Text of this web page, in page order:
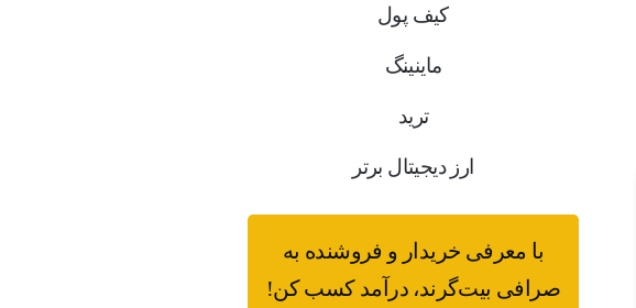
کیف پول
ماینینگ
ترید
ارز دیجیتال برتر
با معرفی خریدار و فروشنده به
صرافی بیت‌گرند، درآمد کسب کن!